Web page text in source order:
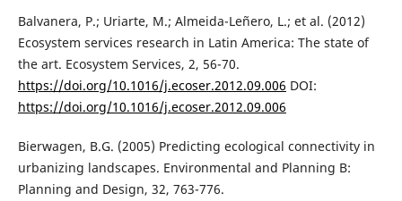
Balvanera, P.; Uriarte, M.; Almeida-Leñero, L.; et al. (2012)
Ecosystem services research in Latin America: The state of
the art. Ecosystem Services, 2, 56-70.
https://doi.org/10.1016/j.ecoser.2012.09.006 DOI:
https://doi.org/10.1016/j.ecoser.2012.09.006
Bierwagen, B.G. (2005) Predicting ecological connectivity in
urbanizing landscapes. Environmental and Planning B:
Planning and Design, 32, 763-776.